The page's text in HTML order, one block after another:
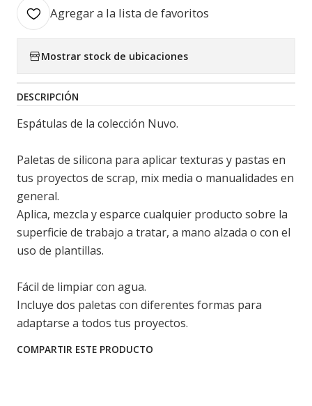
Agregar a la lista de favoritos
Mostrar stock de ubicaciones
DESCRIPCIÓN
Espátulas de la colección Nuvo.
Paletas de silicona para aplicar texturas y pastas en
tus proyectos de scrap, mix media o manualidades en
general.
Aplica, mezcla y esparce cualquier producto sobre la
superficie de trabajo a tratar, a mano alzada o con el
uso de plantillas.
Fácil de limpiar con agua.
Incluye dos paletas con diferentes formas para
adaptarse a todos tus proyectos.
COMPARTIR ESTE PRODUCTO